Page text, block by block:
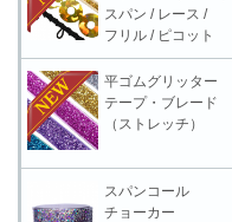
スパン / レース /
フリル / ピコット
平ゴムグリッター
テープ・ブレード
（ストレッチ）
スパンコール
チョーカー